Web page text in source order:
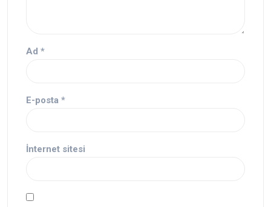
Ad *
E-posta *
İnternet sitesi